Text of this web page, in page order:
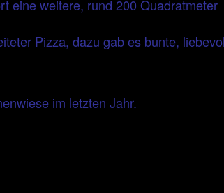
eine weitere, rund 200 Quadratmeter
Pizza, dazu gab es bunte,
im letzten Jahr.